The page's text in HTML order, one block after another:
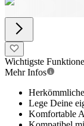
Wichtigste
Mehr Infos
Lege Deine
Komfortable